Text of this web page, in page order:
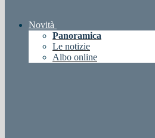
Novità
Panoramica
Le notizie
Albo online